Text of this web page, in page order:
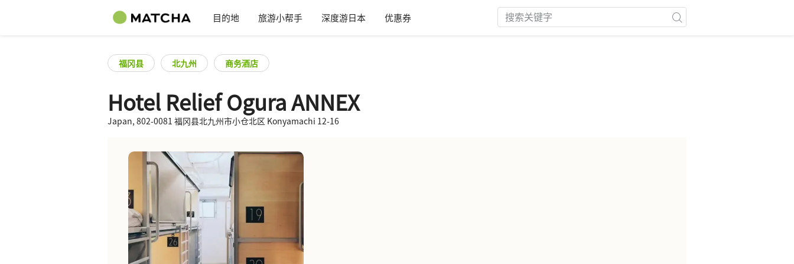
目的地 旅游小帮手 深度游日本 优惠券
福冈县 北九州 商务酒店
Hotel Relief Ogura ANNEX
Japan, 802-0081 福冈县北九州市小仓北区 Konyamachi 12-16